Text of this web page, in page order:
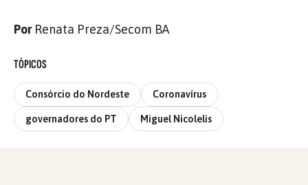
PorRenata Preza/Secom BA
TÓPICOS
Consórcio do Nordeste Coronavírus
governadores do PT Miguel Nicolelis